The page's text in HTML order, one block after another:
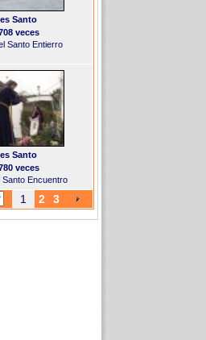
Santo
veces
Santo Entierro
Santo
veces
Santo Encuentro
1 2 3